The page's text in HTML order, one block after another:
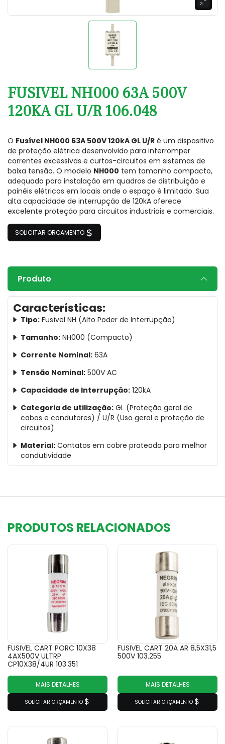
FUSIVEL NH000 63A 500V
120KA GL U/R 106.048
O Fusível NH000 63A 500V 120kA GL U/R é um dispositivo
de proteção elétrica desenvolvido para interromper
correntes excessivas e curtos-circuitos em sistemas de
baixa tensão. O modelo NH000 tem tamanho compacto,
adequado para instalação em quadros de distribuição e
painéis elétricos em locais onde o espaço é limitado. Sua
alta capacidade de interrupção de 120kA oferece
excelente proteção para circuitos industriais e comerciais.
SOLICITAR ORÇAMENTO
Produto
Características:
Tipo: Fusível NH (Alto Poder de Interrupção)
Tamanho: NH000 (Compacto)
Corrente Nominal: 63A
Tensão Nominal: 500V AC
Capacidade de Interrupção: 120kA
Categoria de utilização: GL (Proteção geral de
cabos e condutores) / U/R (Uso geral e proteção de
circuitos)
Material: Contatos em cobre prateado para melhor
condutividade
PRODUTOS RELACIONADOS
FUSIVEL CART PORC 10X38
4AX500V ULTRP
CP10X38/4UR 103.351
MAIS DETALHES
SOLICITAR ORÇAMENTO
FUSIVEL CART 20A AR 8,5X31,5
500V 103.255
MAIS DETALHES
SOLICITAR ORÇAMENTO